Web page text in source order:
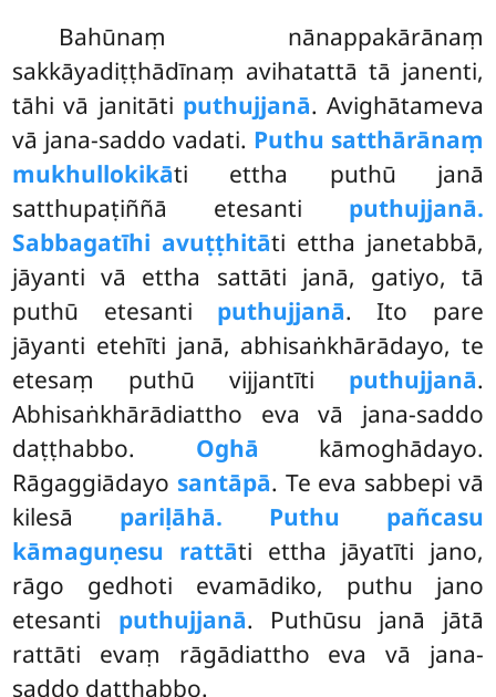
Bahūnaṃ nānappakārānaṃ
sakkāyadiṭṭhādīnaṃ avihatattā tā janenti,
tāhi vā janitāti puthujjanā. Avighātameva
vā jana-saddo vadati. Puthu satthārānaṃ
mukhullokikāti ettha puthū janā
satthupaṭiññā etesanti puthujjanā.
Sabbagatīhi avuṭṭhitāti ettha janetabbā,
jāyanti vā ettha sattāti janā, gatiyo, tā
puthū etesanti puthujjanā. Ito pare
jāyanti etehīti janā, abhisaṅkhārādayo, te
etesaṃ puthū vijjantīti puthujjanā.
Abhisaṅkhārādiattho eva vā jana-saddo
daṭṭhabbo. Oghā kāmoghādayo.
Rāgaggiādayo santāpā. Te eva sabbepi vā
kilesā pariḷāhā. Puthu pañcasu
kāmaguṇesu rattāti ettha jāyatīti jano,
rāgo gedhoti evamādiko, puthu jano
etesanti puthujjanā. Puthūsu janā jātā
rattāti evaṃ rāgādiattho eva vā jana-
saddo daṭṭhabbo.